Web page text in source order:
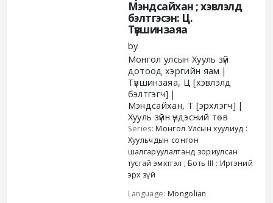
Мэндсайхан ; хэвлэлд
бэлтгэсэн: Ц.
Түвшинзаяа
by
Монгол улсын Хууль зүй
дотоод хэргийн яам
Түвшинзаяа, Ц [хэвлэлд
бэлтгэгч]
Мэндсайхан, Т [эрхлэгч]
Хууль зүйн үндэсний төв
Series:Монгол Улсын хуулиуд :
Хуульчдын сонгон
шалгаруулалтанд зориулсан
тусгай эмхтгэл ; Боть III : Иргэний
эрх зүй
Language: Mongolian